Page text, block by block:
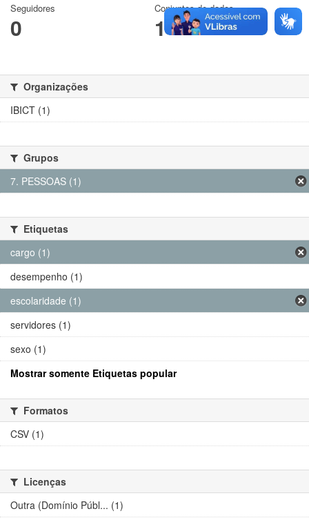
Seguidores
0
Conjuntos de dados
1
Organizações
IBICT (1)
Grupos
7. PESSOAS (1)
Etiquetas
cargo (1)
desempenho (1)
escolaridade (1)
servidores (1)
sexo (1)
Mostrar somente Etiquetas popular
Formatos
CSV (1)
Licenças
Outra (Domínio Públ... (1)